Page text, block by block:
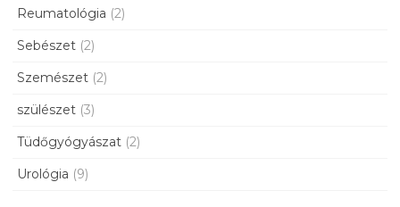
Reumatológia (2)
Sebészet (2)
Szemészet (2)
szülészet (3)
Tüdőgyógyászat (2)
Urológia (9)